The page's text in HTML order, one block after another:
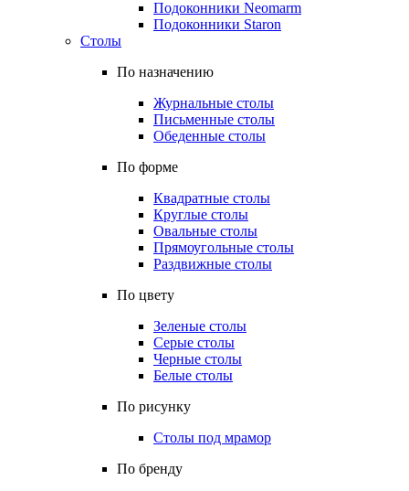
Подоконники Neomarm
Подоконники Staron
Столы
По назначению
Журнальные столы
Письменные столы
Обеденные столы
По форме
Квадратные столы
Круглые столы
Овальные столы
Прямоугольные столы
Раздвижные столы
По цвету
Зеленые столы
Серые столы
Черные столы
Белые столы
По рисунку
Столы под мрамор
По бренду